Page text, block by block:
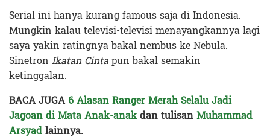
Serial ini hanya kurang famous saja di Indonesia.
Mungkin kalau televisi-televisi menayangkannya lagi
saya yakin ratingnya bakal nembus ke Nebula.
Sinetron Ikatan Cintapun bakal semakin
ketinggalan.
BACA JUGA 6 Alasan Ranger Merah Selalu Jadi
Jagoan di Mata Anak-anakdantulisanMuhammad
Arsyadlainnya.